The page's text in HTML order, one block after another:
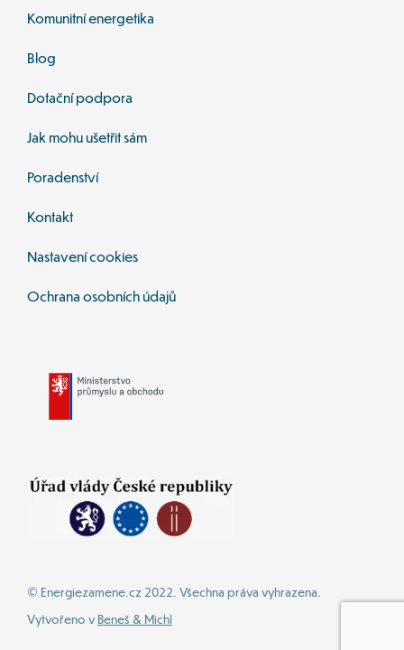
Komunitní energetika
Blog
Dotační podpora
Jak mohu ušetřit sám
Poradenství
Kontakt
Nastavení cookies
Ochrana osobních údajů
© Energiezamene.cz 2022. Všechna práva vyhrazena.
Vytvořeno v Beneš & Michl